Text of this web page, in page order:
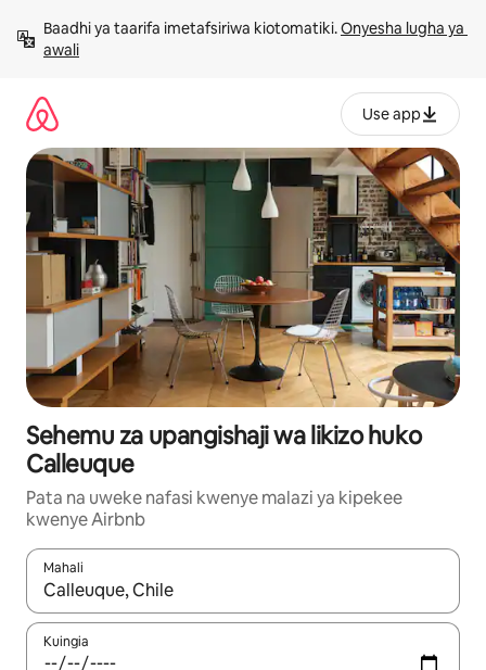
kwenda
kwenye
Baadhi ya taarifa imetafsiriwa kiotomatiki. Onyesha lugha ya
awali
Use app
Sehemu za upangishaji wa likizo huko
Calleuque
Pata na uweke nafasi kwenye malazi ya kipekee
kwenye Airbnb
Mahali
Wakati matokeo yanapatikana, vinjari kwa kutumia vitufe vya
Kuingia